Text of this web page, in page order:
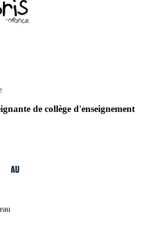
de collège d'enseignement